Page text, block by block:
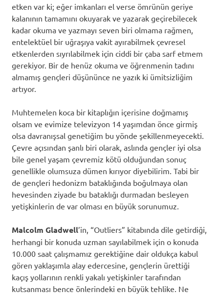
etken var ki; eğer imkanları el verse ömrünün geriye
kalanının tamamını okuyarak ve yazarak geçirebilecek
kadar okuma ve yazmayı seven biri olmama rağmen,
entelektüel bir uğraşıya vakit ayırabilmek çevresel
etkenlerden sıyrılabilmek için ciddi bir çaba sarf etmem
gerekiyor. Bir de henüz okuma ve öğrenmenin tadını
almamış gençleri düşününce ne yazık ki ümitsizliğim
artıyor.
Muhtemelen koca bir kitaplığın içerisine doğmamış
olsam ve evimize televizyon 14 yaşımdan önce girmiş
olsa davranışsal genetiğim bu yönde şekillenmeyecekti.
Çevre açısından şanlı biri olarak, aslında gençler iyi olsa
bile genel yaşam çevremiz kötü olduğundan sonuç
genellikle olumsuza dümen kırıyor diyebilirim. Tabi bir
de gençleri hedonizm bataklığında boğulmaya olan
hevesinden ziyade bu bataklığı durmadan besleyen
yetişkinlerin de var olması en büyük sorunumuz.
Malcolm Gladwell’in, “Outliers” kitabında dile getirdiği,
herhangi bir konuda uzman sayılabilmek için o konuda
10.000 saat çalışmamız gerektiğine dair oldukça kabul
gören yaklaşımla alay edercesine, gençlerin ürettiği
kaçış yollarının renkli yakalı yetişkinler tarafından
kutsanması bence önlerindeki en büyük tehlike. Ne